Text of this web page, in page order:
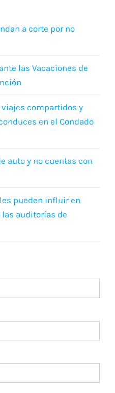
a corte por no
las Vacaciones de
viajes compartidos y
en el Condado
auto y no cuentas con
pueden influir en
auditorías de